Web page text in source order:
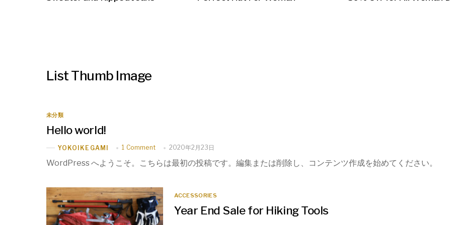
List Thumb Image
未分類
Hello world!
YOKOIKEGAMI 1 Comment 2020年2月23日
WordPress へようこそ。こちらは最初の投稿です。編集または削除し、コンテンツ作成を始めてください。
ACCESSORIES
Year End Sale for Hiking Tools